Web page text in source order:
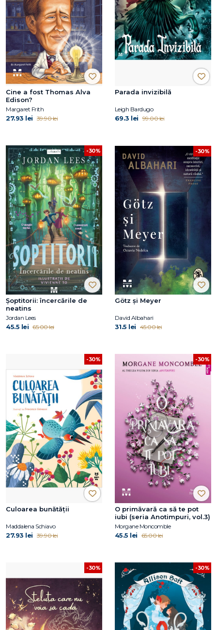
Cine a fost Thomas Alva
Edison?
Margaret Frith
27.93 lei 39.90 lei
Parada invizibilă
Leigh Bardugo
69.3 lei 99.00 lei
-30%
Şoptitorii: încercările de
neatins
Jordan Lees
45.5 lei 65.00 lei
-30%
Götz și Meyer
David Albahari
31.5 lei 45.00 lei
-30%
Culoarea bunătății
Maddalena Schiavo
27.93 lei 39.90 lei
-30%
O primăvară ca să te pot
iubi (seria Anotimpuri, vol.3)
Morgane Moncomble
45.5 lei 65.00 lei
-30% -30%